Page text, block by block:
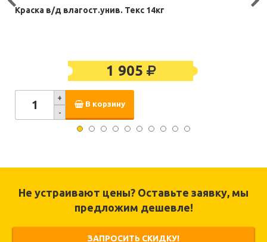
Краска в/д влагост.унив. Текс 14кг
1 905
+
-
В корзину
Не устраивают цены? Оставьте заявку, мы
предложим дешевле!
ЗАПРОСИТЬ СКИДКУ!